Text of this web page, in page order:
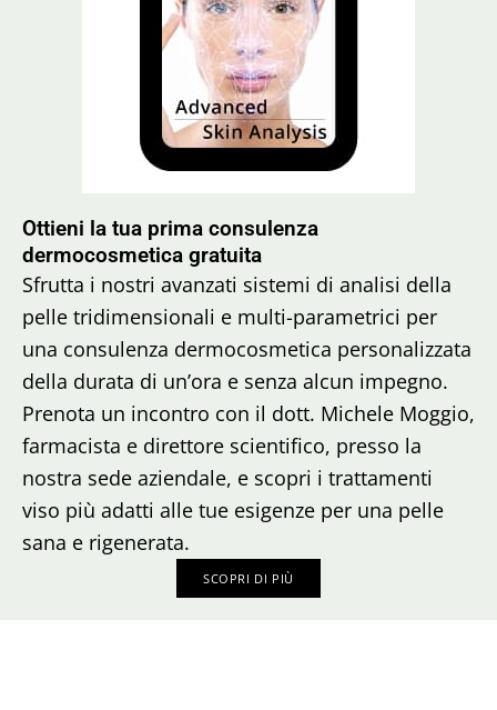
Ottieni la tua prima consulenza
dermocosmetica gratuita
Sfrutta i nostri avanzati sistemi di analisi della
pelle tridimensionali e multi-parametrici per
una consulenza dermocosmetica personalizzata
della durata di un’ora e senza alcun impegno.
Prenota un incontro con il dott. Michele Moggio,
farmacista e direttore scientifico, presso la
nostra sede aziendale, e scopri i trattamenti
viso più adatti alle tue esigenze per una pelle
sana e rigenerata.
SCOPRI DI PIÙ